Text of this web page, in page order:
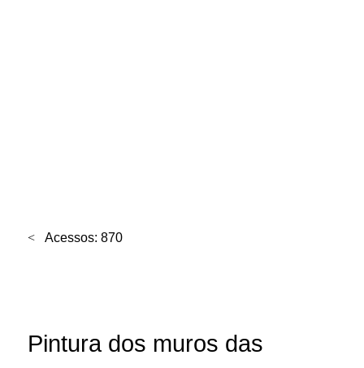
Acessos: 870
Pintura dos muros das